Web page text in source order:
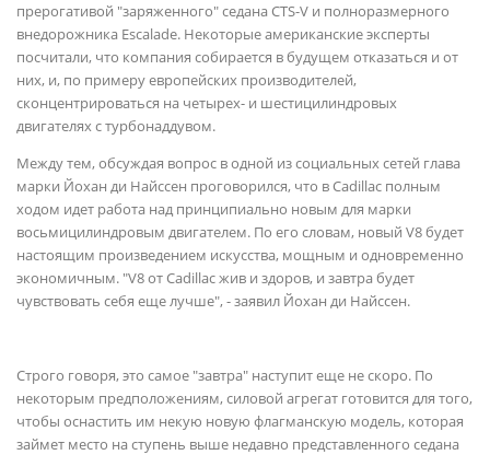
прерогативой "заряженного" седана CTS-V и полноразмерного
внедорожника Escalade. Некоторые американские эксперты
посчитали, что компания собирается в будущем отказаться и от
них, и, по примеру европейских производителей,
сконцентрироваться на четырех- и шестицилиндровых
двигателях с турбонаддувом.
Между тем, обсуждая вопрос в одной из социальных сетей глава
марки Йохан ди Найссен проговорился, что в Cadillac полным
ходом идет работа над принципиально новым для марки
восьмицилиндровым двигателем. По его словам, новый V8 будет
настоящим произведением искусства, мощным и одновременно
экономичным. "V8 от Cadillac жив и здоров, и завтра будет
чувствовать себя еще лучше", - заявил Йохан ди Найссен.
Строго говоря, это самое "завтра" наступит еще не скоро. По
некоторым предположениям, силовой агрегат готовится для того,
чтобы оснастить им некую новую флагманскую модель, которая
займет место на ступень выше недавно представленного седана